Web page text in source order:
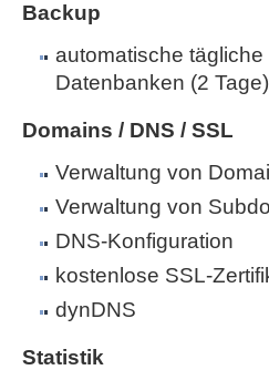
Backup
automatische
Datenbanken (2
Domains / DNS / SSL
Verwaltung von
Verwaltung von
DNS-Konfiguration
kostenlose SSL-
dynDNS
Statistik